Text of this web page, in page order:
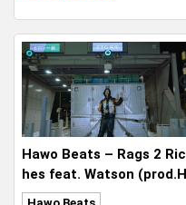
Hawo Beats – Rags 2 Ric
hes feat. Watson (prod.H
awo Beats & VLOT)